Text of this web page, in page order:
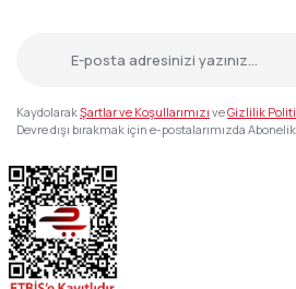
KaydolarakŞartlar ve Koşullarımızı veGizlilik
Devre dışı bırakmak için e-postalarımızda